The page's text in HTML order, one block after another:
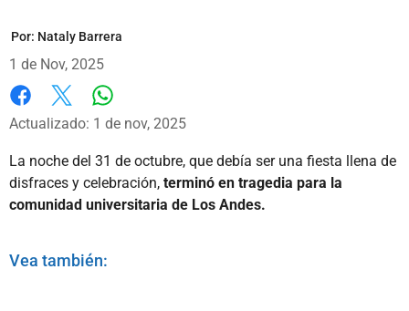
Por: Nataly Barrera
1 de Nov, 2025
Facebook
X
Actualizado: 1 de nov, 2025
La noche del 31 de octubre, que debía ser una fiesta llena de
disfraces y celebración, terminó en tragedia para la
comunidad universitaria de Los Andes.
Vea también: